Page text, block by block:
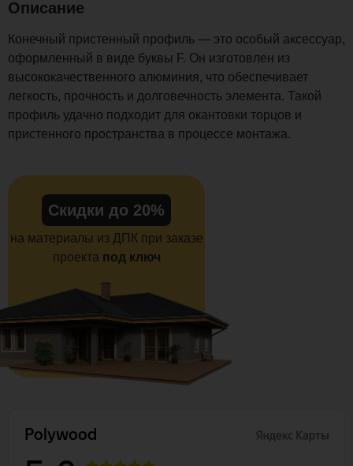
Описание
Конечный пристенный профиль — это особый аксессуар,
оформленный в виде буквы F. Он изготовлен из
высококачественного алюминия, что обеспечивает
легкость, прочность и долговечность элемента. Такой
профиль удачно подходит для окантовки торцов и
пристенного пространства в процессе монтажа.
Скидки до 20%
на материалы из ДПК при заказе
проекта под ключ